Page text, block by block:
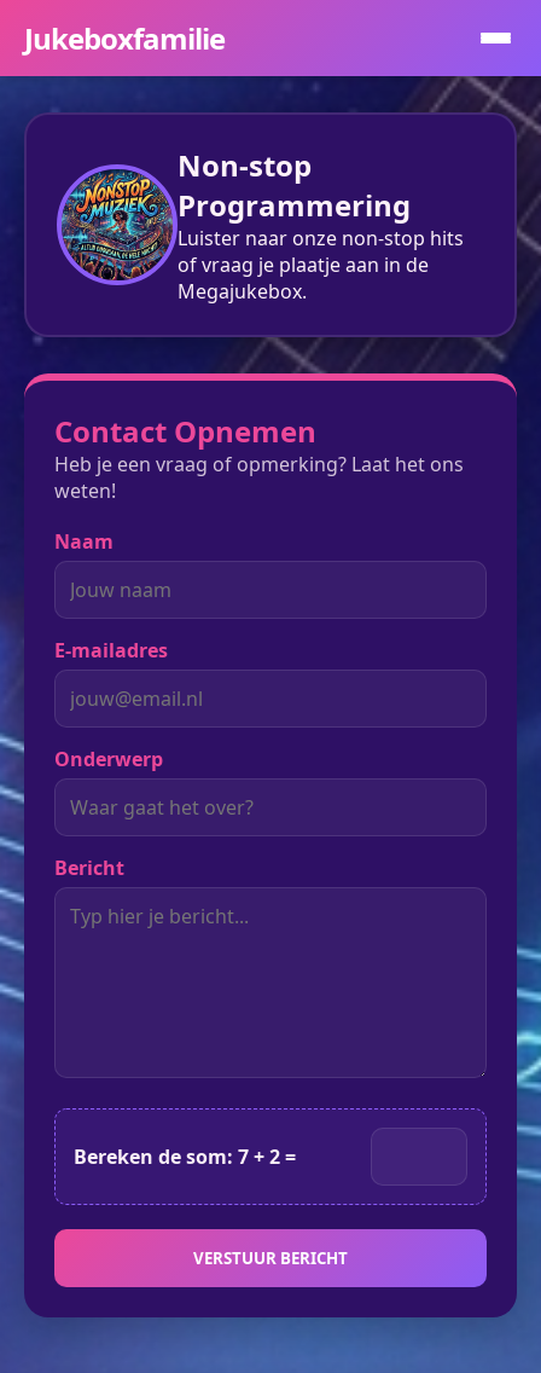
Jukeboxfamilie
Non-stop
Programmering
Luister naar onze non-stop hits
of vraag je plaatje aan in de
Megajukebox.
Contact Opnemen
Heb je een vraag of opmerking? Laat het ons
weten!
Naam
E-mailadres
Onderwerp
Bericht
Bereken de som: 7 + 2 =
VERSTUUR BERICHT